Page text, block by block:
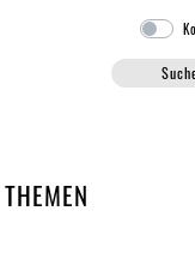
DER UNIKO
THEMEN